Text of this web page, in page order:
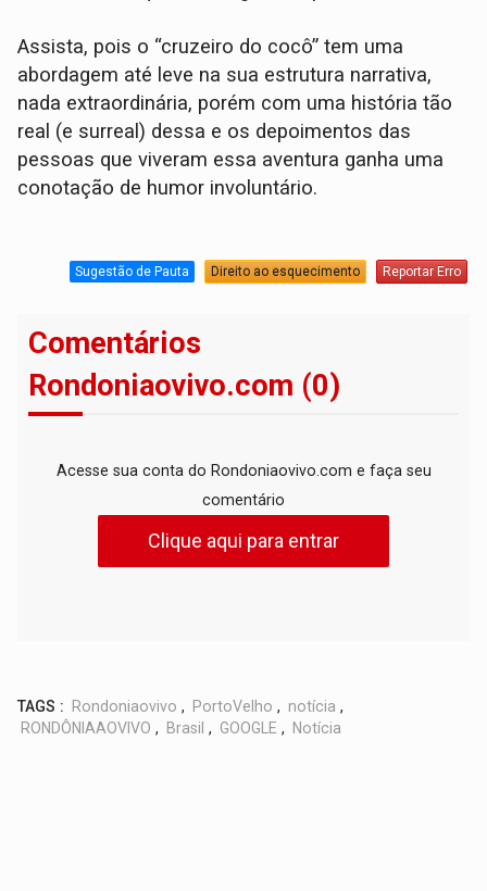
Assista, pois o “cruzeiro do cocô” tem uma
abordagem até leve na sua estrutura narrativa,
nada extraordinária, porém com uma história tão
real (e surreal) dessa e os depoimentos das
pessoas que viveram essa aventura ganha uma
conotação de humor involuntário.
Sugestão de Pauta Direito ao esquecimento Reportar Erro
Comentários
Rondoniaovivo.com (0)
Acesse sua conta do Rondoniaovivo.com e faça seu
comentário
Clique aqui para entrar
TAGS : Rondoniaovivo , PortoVelho , notícia ,
RONDÔNIAAOVIVO , Brasil , GOOGLE , Notícia